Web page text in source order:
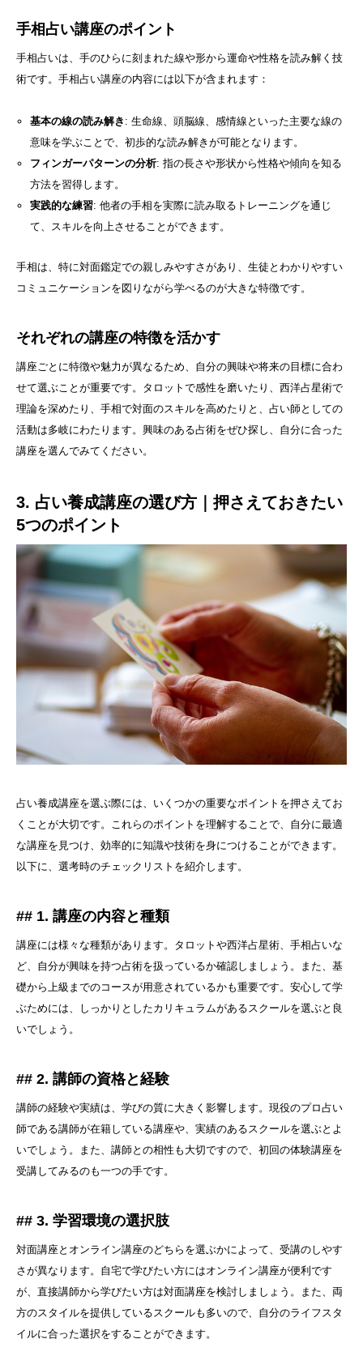
手相占い講座のポイント
手相占いは、手のひらに刻まれた線や形から運命や性格を読み解く技
術です。手相占い講座の内容には以下が含まれます：
基本の線の読み解き : 生命線、頭脳線、感情線といった主要な線の
意味を学ぶことで、初歩的な読み解きが可能となります。
フィンガーパターンの分析: 指の長さや形状から性格や傾向を知る
方法を習得します。
実践的な練習: 他者の手相を実際に読み取るトレーニングを通じ
て、スキルを向上させることができます。
手相は、特に対面鑑定での親しみやすさがあり、生徒とわかりやすい
コミュニケーションを図りながら学べるのが大きな特徴です。
それぞれの講座の特徴を活かす
講座ごとに特徴や魅力が異なるため、自分の興味や将来の目標に合わ
せて選ぶことが重要です。タロットで感性を磨いたり、西洋占星術で
理論を深めたり、手相で対面のスキルを高めたりと、占い師としての
活動は多岐にわたります。興味のある占術をぜひ探し、自分に合った
講座を選んでみてください。
3. 占い養成講座の選び方｜押さえておきたい
5つのポイント
占い養成講座を選ぶ際には、いくつかの重要なポイントを押さえてお
くことが大切です。これらのポイントを理解することで、自分に最適
な講座を見つけ、効率的に知識や技術を身につけることができます。
以下に、選考時のチェックリストを紹介します。
## 1. 講座の内容と種類
講座には様々な種類があります。タロットや西洋占星術、手相占いな
ど、自分が興味を持つ占術を扱っているか確認しましょう。また、基
礎から上級までのコースが用意されているかも重要です。安心して学
ぶためには、しっかりとしたカリキュラムがあるスクールを選ぶと良
いでしょう。
## 2. 講師の資格と経験
講師の経験や実績は、学びの質に大きく影響します。現役のプロ占い
師である講師が在籍している講座や、実績のあるスクールを選ぶとよ
いでしょう。また、講師との相性も大切ですので、初回の体験講座を
受講してみるのも一つの手です。
## 3. 学習環境の選択肢
対面講座とオンライン講座のどちらを選ぶかによって、受講のしやす
さが異なります。自宅で学びたい方にはオンライン講座が便利です
が、直接講師から学びたい方は対面講座を検討しましょう。また、両
方のスタイルを提供しているスクールも多いので、自分のライフスタ
イルに合った選択をすることができます。